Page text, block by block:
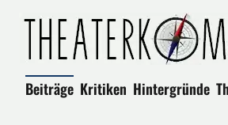
Beiträge Kritiken Hintergründe